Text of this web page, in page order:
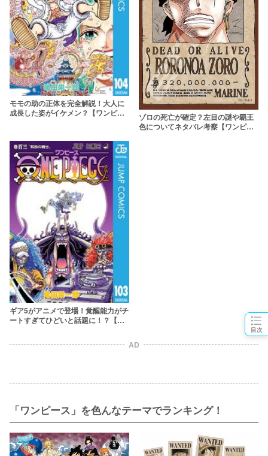
目次
モモの助の正体を完全解説！大人に
成長した姿がイケメン？【ワンピー
ゾロの死亡が確定？左目の謎や覇王
色についてネタバレ考察【ワンピー
ギア5がアニメで登場！覚醒能力がチ
ートすぎてひどいと話題に！？【ワ
AD
「ワンピース」を色んなテーマでランキング！